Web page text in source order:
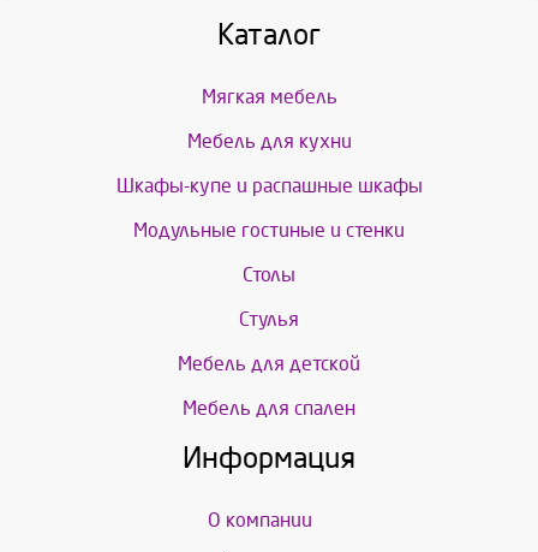
Каталог
Мягкая мебель
Мебель для кухни
Шкафы-купе и распашные шкафы
Модульные гостиные и стенки
Столы
Стулья
Мебель для детской
Мебель для спален
Информация
О компании